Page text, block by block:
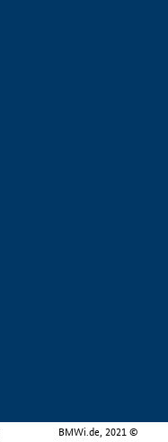
BMWi.de, 2021 ©